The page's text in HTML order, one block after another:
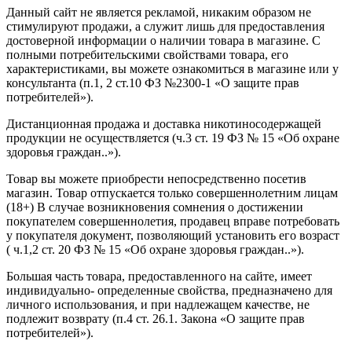
Данный сайт не является рекламой, никаким образом не
стимулируют продажи, а служит лишь для предоставления
достоверной информации о наличии товара в магазине. С
полными потребительскими свойствами товара, его
характеристиками, вы можете ознакомиться в магазине или у
консультанта (п.1, 2 ст.10 ФЗ №2300-1 «О защите прав
потребителей»).
Дистанционная продажа и доставка никотиносодержащей
продукции не осуществляется (ч.3 ст. 19 ФЗ № 15 «Об охране
здоровья граждан..»).
Товар вы можете приобрести непосредственно посетив
магазин. Товар отпускается только совершеннолетним лицам
(18+) В случае возникновения сомнения о достижении
покупателем совершеннолетия, продавец вправе потребовать
у покупателя документ, позволяющий установить его возраст
( ч.1,2 ст. 20 ФЗ № 15 «Об охране здоровья граждан..»).
Большая часть товара, предоставленного на сайте, имеет
индивидуально- определенные свойства, предназначено для
личного использования, и при надлежащем качестве, не
подлежит возврату (п.4 ст. 26.1. Закона «О защите прав
потребителей»).